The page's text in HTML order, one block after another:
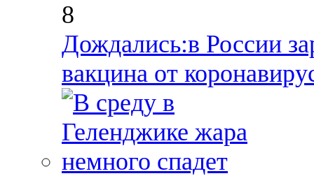
8
Дождались:в России
вакцина от